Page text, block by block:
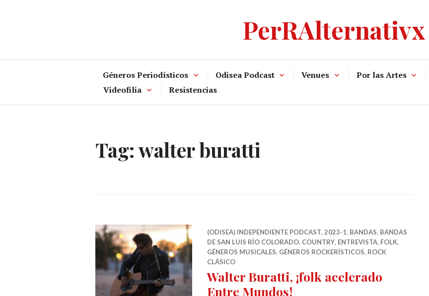
PerRAlternativx
Géneros Periodísticos Odisea Podcast Venues Por las Artes
Videofilia
Resistencias
Tag:walter buratti
(ODISEA) INDEPENDIENTE PODCAST, 2023-1, BANDAS, BANDAS
DE SAN LUIS RÍO COLORADO, COUNTRY, ENTREVISTA, FOLK,
GÉNEROS MUSICALES, GÉNEROS ROCKERÍSTICOS, ROCK
CLÁSICO
Walter Buratti, ¡folk acelerado
Entre Mundos!